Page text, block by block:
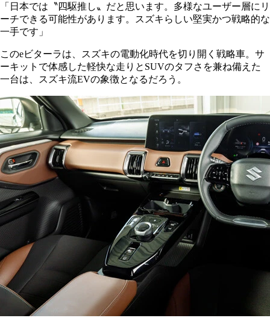
「日本では〝四駆推し〟だと思います。多様なユーザー層にリ
ーチできる可能性があります。スズキらしい堅実かつ戦略的な
一手です」
このeビターラは、スズキの電動化時代を切り開く戦略車。サ
ーキットで体感した軽快な走りとSUVのタフさを兼ね備えた
一台は、スズキ流EVの象徴となるだろう。